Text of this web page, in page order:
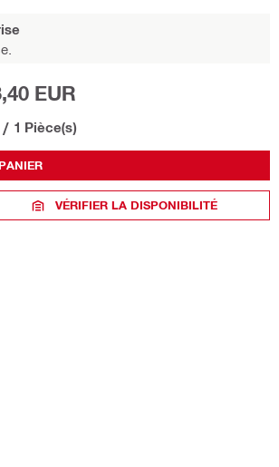
EUR
/ 1 Pièce(s)
VÉRIFIER LA DISPONIBILITÉ